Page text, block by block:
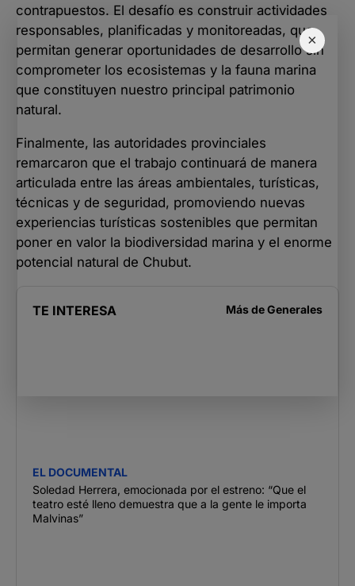
×
contrapuestos. El desafío es construir actividades
responsables, planificadas y monitoreadas, que
permitan generar oportunidades de desarrollo sin
comprometer los ecosistemas y la fauna marina
que constituyen nuestro principal patrimonio
natural.
Finalmente, las autoridades provinciales
remarcaron que el trabajo continuará de manera
articulada entre las áreas ambientales, turísticas,
técnicas y de seguridad, promoviendo nuevas
experiencias turísticas sostenibles que permitan
poner en valor la biodiversidad marina y el enorme
potencial natural de Chubut.
TE INTERESA Más deGenerales
EL DOCUMENTAL
Soledad Herrera, emocionada por el estreno: “Que el
teatro esté lleno demuestra que a la gente le importa
Malvinas”